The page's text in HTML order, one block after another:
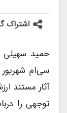
اشتراک
آثار مستند
توجهی را